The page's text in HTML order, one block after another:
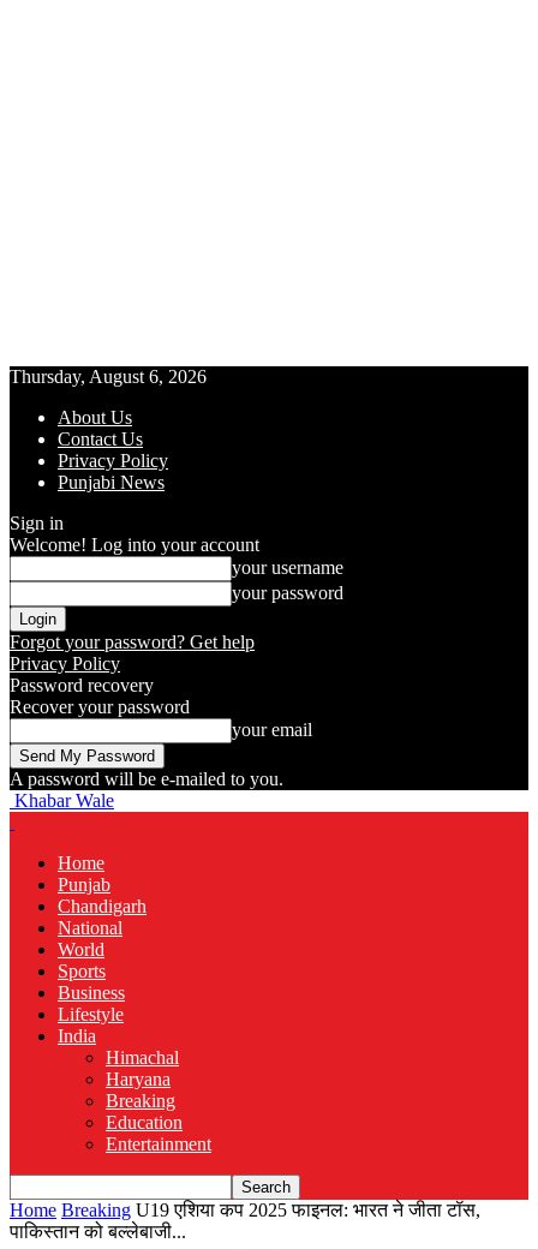
Thursday, August 6, 2026
About Us
Contact Us
Privacy Policy
Punjabi News
Sign in
Welcome! Log into your account
your username
your password
Forgot your password? Get help
Privacy Policy
Password recovery
Recover your password
your email
A password will be e-mailed to you.
Khabar Wale
Home
Punjab
Chandigarh
National
World
Sports
Business
Lifestyle
India
Himachal
Haryana
Breaking
Education
Entertainment
Home Breaking U19 एशिया कप 2025 फाइनल: भारत ने जीता टॉस,
पाकिस्तान को बल्लेबाजी...